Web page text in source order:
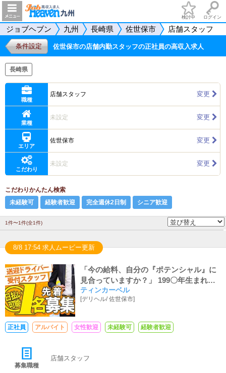
検討中 ログイン
ジョブヘブン 九州 長崎県 佐世保市 店舗スタッフ
条件設定 佐世保市の店舗内勤スタッフの正社員の高収入求人
長崎県
職種
店舗スタッフ 変更
業種
未設定 変更
エリア
佐世保市 変更
こだわり
未設定 変更
こだわりかんたん検索
未経験可
経験者歓迎 完全週休2日制 シニア歓迎
1件〜1件(全1件)
8/8 17:54 求人ムービー更新
「今の給料、自分の『ポテンシャル』に
見合っていますか？」 199〇年生まれの
店長が教える、データと感覚で勝つ「次
世代の店舗運営」。
ティンカーベル
[デリヘル/佐世保市]
正社員 アルバイト 女性歓迎 未経験可 経験者歓迎
募集職種
店舗スタッフ